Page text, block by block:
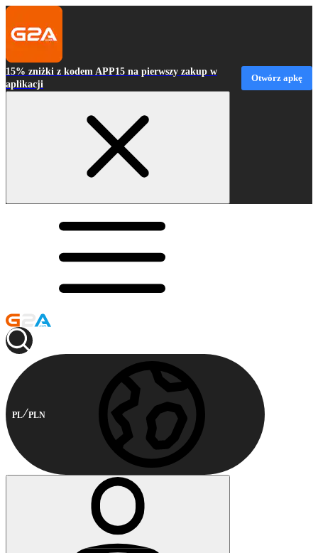
15% zniżki z kodem APP15 na pierwszy zakup w
aplikacji
Otwórz apkę
PL PLN